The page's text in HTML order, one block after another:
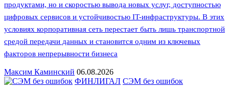
продуктами, но и скоростью вывода новых услуг, доступностью
цифровых сервисов и устойчивостью IT-инфраструктуры. В этих
условиях корпоративная сеть перестает быть лишь транспортной
средой передачи данных и становится одним из ключевых
факторов непрерывности бизнеса
Максим Каминский 06.08.2026
ФИНЛИГАЛ СЭМ без ошибок